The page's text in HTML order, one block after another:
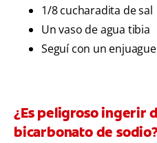
1/8 cucharadita de sal
Un vaso de agua tibia
Seguí con un
¿Es peligroso ingerir
bicarbonato de